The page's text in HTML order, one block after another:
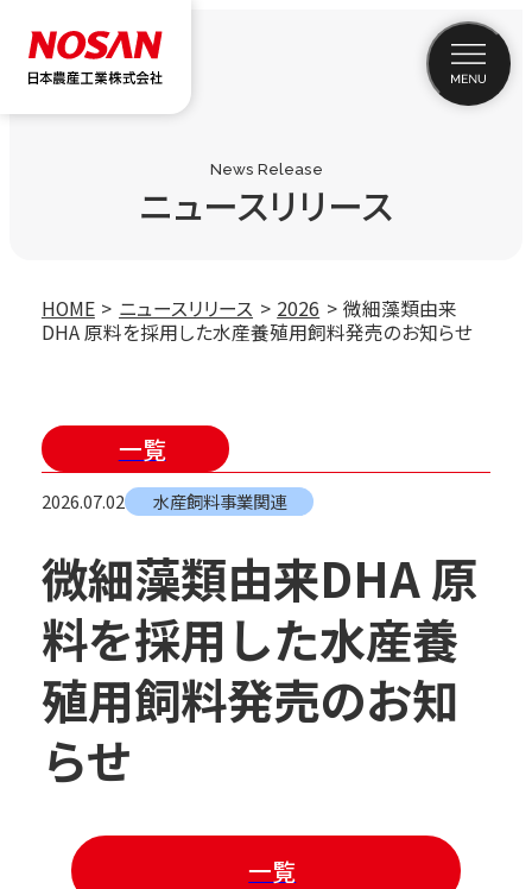
News Release
ニュースリリース
HOME ニュースリリース 2026
微細藻類由来
DHA 原料を採用した水産養殖用飼料発売のお知らせ
一覧
2026.07.02 水産飼料事業関連
微細藻類由来DHA 原
料を採用した水産養
殖用飼料発売のお知
らせ
一覧